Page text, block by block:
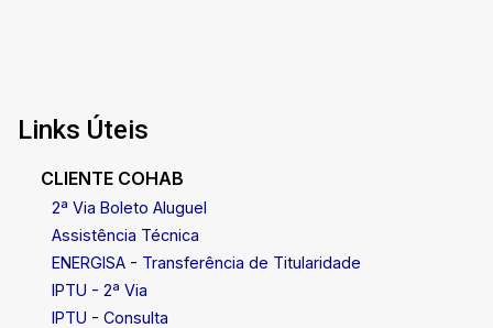
Links Úteis
CLIENTE COHAB
2ª Via Boleto Aluguel
Assistência Técnica
ENERGISA - Transferência de Titularidade
IPTU - 2ª Via
IPTU - Consulta